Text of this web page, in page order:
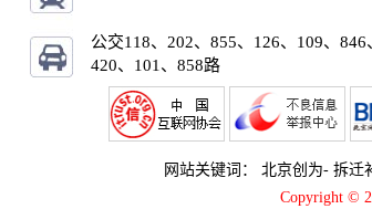
公交118、202、855、126、109、846
420、101、858路
网站关键词： 北京创为- 拆迁
Copyright ©